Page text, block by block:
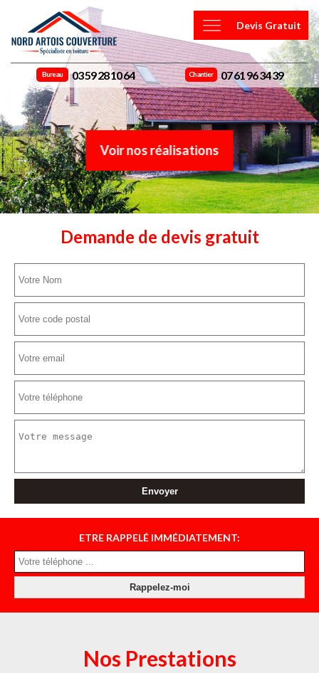
Devis Gratuit
Bureau 03 59 28 10 64 Chantier 07 61 96 34 39
Voir nos réalisations
Demande de devis gratuit
ETRE RAPPELÉ IMMÉDIATEMENT:
Nos Prestations